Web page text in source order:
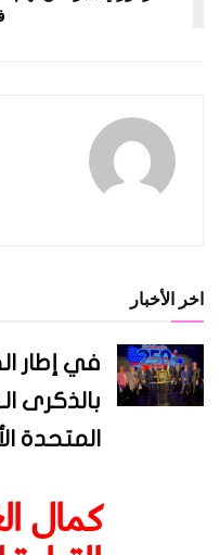
اخر الأخبار
في إطار
المتحدة
كمال